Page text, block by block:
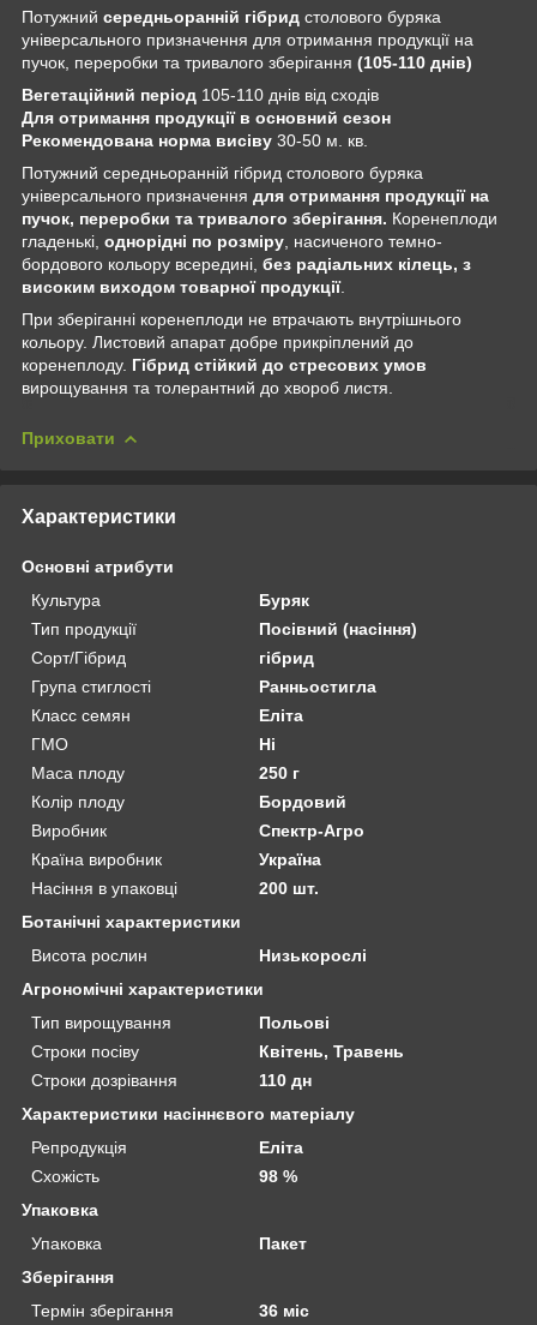
Потужний середньоранній гібрид столового буряка
універсального призначення для отримання продукції на
пучок, переробки та тривалого зберігання (105-110 днів)
Вегетаційний період 105-110 днів від сходів
Для отримання продукції в основний сезон
Рекомендована норма висіву 30-50 м. кв.
Потужний середньоранній гібрид столового буряка
універсального призначення для отримання продукції на
пучок, переробки та тривалого зберігання. Коренеплоди
гладенькі, однорідні по розміру , насиченого темно-
бордового кольору всередині, без радіальних кілець, з
високим виходом товарної продукції.
При зберіганні коренеплоди не втрачають внутрішнього
кольору. Листовий апарат добре прикріплений до
коренеплоду. Гібрид стійкий до стресових умов
вирощування та толерантний до хвороб листя.
Приховати
Характеристики
Основні атрибути
Культура
Буряк
Тип продукції
Посівний (насіння)
Сорт/Гібрид
гібрид
Група стиглості
Ранньостигла
Класс семян
Еліта
ГМО
Ні
Маса плоду
250 г
Колір плоду
Бордовий
Виробник
Спектр-Агро
Країна виробник
Україна
Насіння в упаковці
200 шт.
Ботанічні характеристики
Висота рослин
Низькорослі
Агрономічні характеристики
Тип вирощування
Польові
Строки посіву
Квітень, Травень
Строки дозрівання
110 дн
Характеристики насіннєвого матеріалу
Репродукція
Еліта
Схожість
98 %
Упаковка
Упаковка
Пакет
Зберігання
Термін зберігання
36 міс